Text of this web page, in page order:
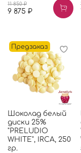
11 850 ₽
9 875 ₽
Предзаказ
Шоколад белый
диски 25%
"PRELUDIO
WHITE", IRCA, 250
гр.